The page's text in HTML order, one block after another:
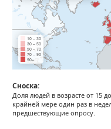
10 – 30
30 – 50
50 – 70
70 – 90
90+
Сноска:
Доля людей в возрасте от 15
крайней мере один раз в
предшествующие опросу.